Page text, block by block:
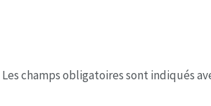
Les champs obligatoires sont indiqués